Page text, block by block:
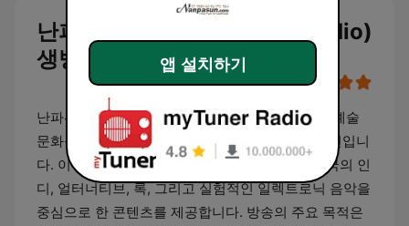
난파선 라디오 (Nanpasun Radio)
생방송
난파선 라디오는 대한민국의 독립 음악과 비주류 예술
문화를 전문적으로 다루는 온라인 라디오 스테이션입니
다. 이 채널은 주류 대중음악 차트에서 벗어나 한국의 인
디, 얼터너티브, 록, 그리고 실험적인 일렉트로닉 음악을
중심으로 한 콘텐츠를 제공합니다. 방송의 주요 목적은
앱 설치하기